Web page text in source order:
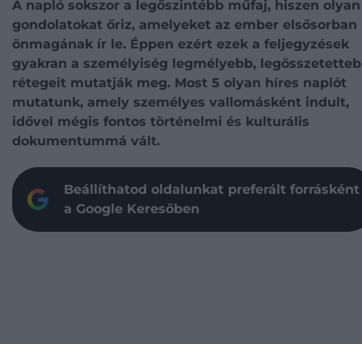
A napló sokszor a legőszintébb műfaj, hiszen olyan
gondolatokat őriz, amelyeket az ember elsősorban
önmagának ír le. Éppen ezért ezek a feljegyzések
gyakran a személyiség legmélyebb,
rétegeit mutatják meg. Most 5 olyan híres naplót
mutatunk, amely személyes vallomásként indult,
idővel mégis fontos történelmi és kulturális
dokumentummá vált.
Beállíthatod oldalunkat preferált forrásként
a Google Keresőben